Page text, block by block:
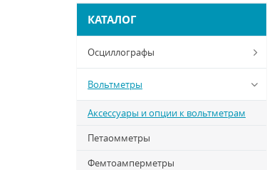
КАТАЛОГ
Осциллографы
Вольтметры
Аксессуары и опции к вольтметрам
Петаомметры
Фемтоамперметры